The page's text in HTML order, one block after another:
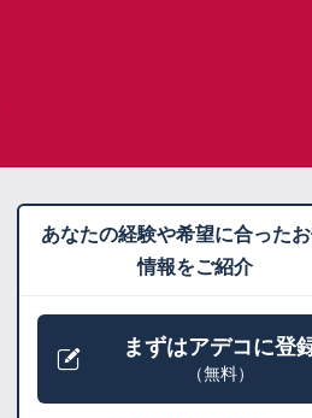
あなたの経験や希望に合った
情報をご紹介
まずはアデコに登
（無料）